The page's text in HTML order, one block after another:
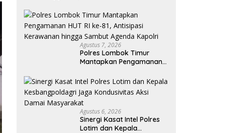
Agustus 7, 2026
Polres Lombok Timur
Mantapkan Pengamanan
Kerawanan hingga
Sambut Agenda Kapolri
Agustus 6, 2026
Sinergi Kasat Intel Polres
Lotim dan Kepala